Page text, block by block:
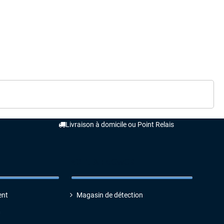
Livraison à domicile ou Point Relais
Magasin de détection